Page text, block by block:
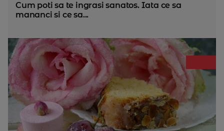
Cum poti sa te ingrasi sanatos. Iata ce sa
mananci si ce sa...